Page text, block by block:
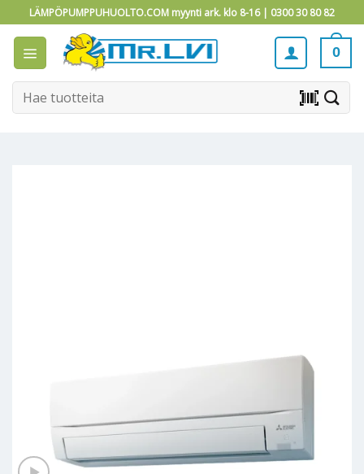
to
content
LÄMPÖPUMPPUHUOLTO.COM myynti ark. klo 8-16 | 0300 30 80 82
0
Etsi: barcode_scanner